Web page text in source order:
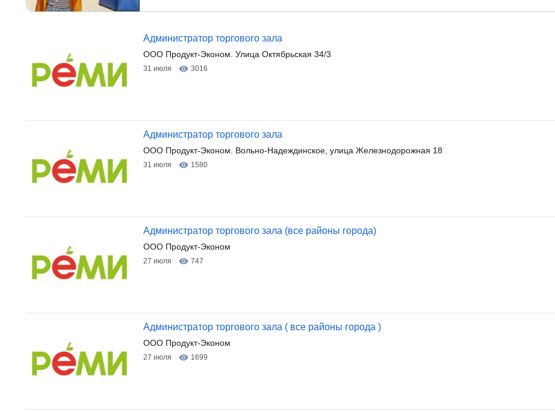
Администратор торгового зала
ООО Продукт-Эконом. Улица Октябрьская 34/3
31 июля 3016
Администратор торгового зала
ООО Продукт-Эконом. Вольно-Надеждинское, улица Железнодорожная 18
31 июля 1580
Администратор торгового зала (все районы города)
ООО Продукт-Эконом
27 июля 747
Администратор торгового зала ( все районы города )
ООО Продукт-Эконом
27 июля 1699